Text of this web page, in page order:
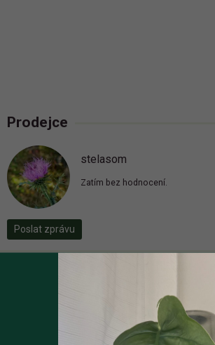
Prodejce
stelasom
Zatím bez hodnocení.
Poslat zprávu
Inzerát již není aktivní
Zaregistrujte se, ať vám příště zase